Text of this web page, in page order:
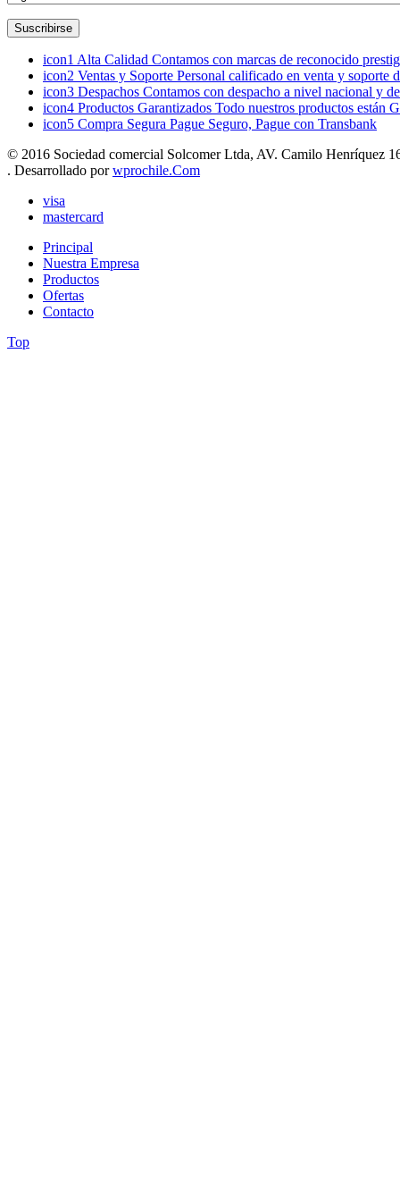
icon1 Alta Calidad Contamos con marcas de reconocido
icon2 Ventas y Soporte Personal calificado en venta y soporte
icon3 Despachos Contamos con despacho a nivel nacional y
icon4 Productos Garantizados Todo nuestros productos están
icon5 Compra Segura Pague Seguro, Pague con Transbank
© 2016 Sociedad comercial Solcomer Ltda, AV. Camilo Henríquez
. Desarrollado porwprochile.Com
visa
mastercard
Principal
Nuestra Empresa
Productos
Ofertas
Contacto
Top